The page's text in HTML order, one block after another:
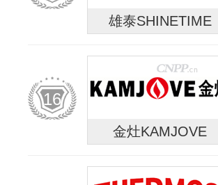
雄泰SHINETIME
16
金灶KAMJOVE